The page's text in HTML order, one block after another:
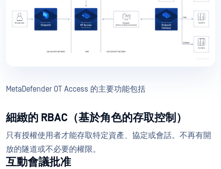
MetaDefender OT Access 的主要功能包括
細緻的 RBAC（基於角色的存取控制）
只有授權使用者才能存取特定資產、協定或會話。不再有開
放的隧道或不必要的權限。
互動會議批准